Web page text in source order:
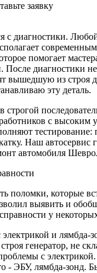
заявку
с диагностики.
помогает
После диагностики
вышедшую из строя
эту деталь.
строгой
с высоким
тестирование:
Наш автосервис
автомобиля
поломки, которые
выявить и
у
и лямбда-
генератор, не
с электрикой.
- ЭБУ, лямбда-зонд.